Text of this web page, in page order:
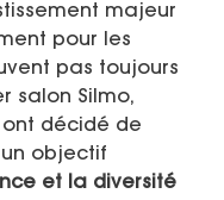
majeur
pour les
pas toujours
salon Silmo,
décidé de
objectif
et la diversité